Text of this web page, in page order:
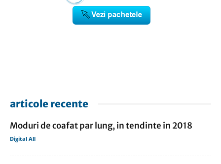
articole recente
Moduri de coafat par lung, in tendinte in 2018
Digital All